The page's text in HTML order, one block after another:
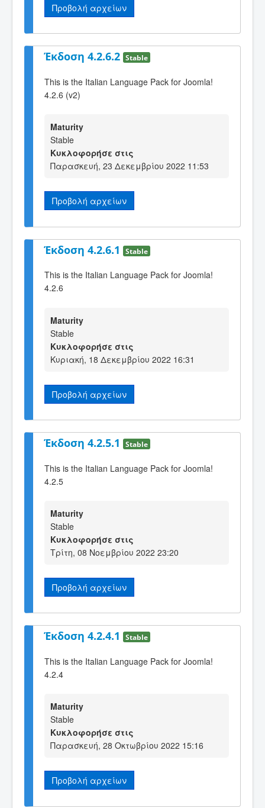
Προβολή αρχείων
Έκδοση 4.2.6.2 Stable
This is the Italian Language Pack for Joomla!
4.2.6 (v2)
Maturity
Stable
Κυκλοφορήσε στις
Παρασκευή, 23 Δεκεμβρίου 2022 11:53
Προβολή αρχείων
Έκδοση 4.2.6.1 Stable
This is the Italian Language Pack for Joomla!
4.2.6
Maturity
Stable
Κυκλοφορήσε στις
Κυριακή, 18 Δεκεμβρίου 2022 16:31
Προβολή αρχείων
Έκδοση 4.2.5.1 Stable
This is the Italian Language Pack for Joomla!
4.2.5
Maturity
Stable
Κυκλοφορήσε στις
Τρίτη, 08 Νοεμβρίου 2022 23:20
Προβολή αρχείων
Έκδοση 4.2.4.1 Stable
This is the Italian Language Pack for Joomla!
4.2.4
Maturity
Stable
Κυκλοφορήσε στις
Παρασκευή, 28 Οκτωβρίου 2022 15:16
Προβολή αρχείων